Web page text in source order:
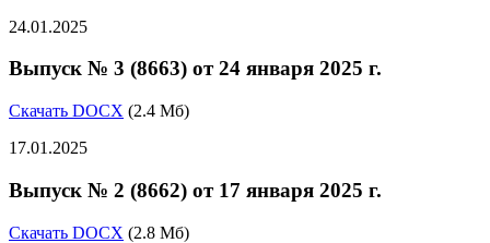
24.01.2025
Выпуск № 3 (8663) от 24 января 2025 г.
Скачать DOCX (2.4 Мб)
17.01.2025
Выпуск № 2 (8662) от 17 января 2025 г.
Скачать DOCX (2.8 Мб)